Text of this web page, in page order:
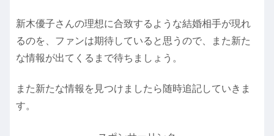
新木優子さんの理想に合致するような結婚相手が現れ
るのを、ファンは期待していると思うので、また新た
な情報が出てくるまで待ちましょう。
また新たな情報を見つけましたら随時追記していきま
す。